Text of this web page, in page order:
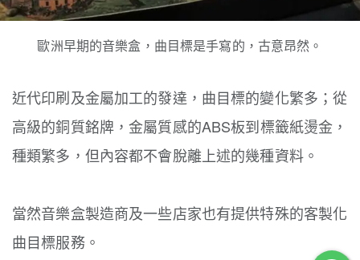
歐洲早期的音樂盒，曲目標是手寫的，古意昂然。
近代印刷及金屬加工的發達，曲目標的變化繁多；從
高級的銅質銘牌，金屬質感的ABS板到標籤紙燙金，
種類繁多，但內容都不會脫離上述的幾種資料。
當然音樂盒製造商及一些店家也有提供特殊的客製化
曲目標服務。